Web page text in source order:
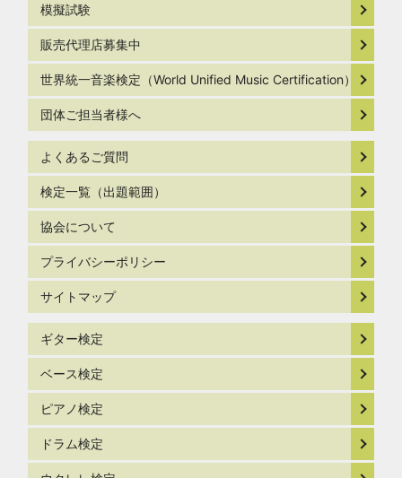
模擬試験
販売代理店募集中
世界統一音楽検定（World Unified Music Certification）
団体ご担当者様へ
よくあるご質問
検定一覧（出題範囲）
協会について
プライバシーポリシー
サイトマップ
ギター検定
ベース検定
ピアノ検定
ドラム検定